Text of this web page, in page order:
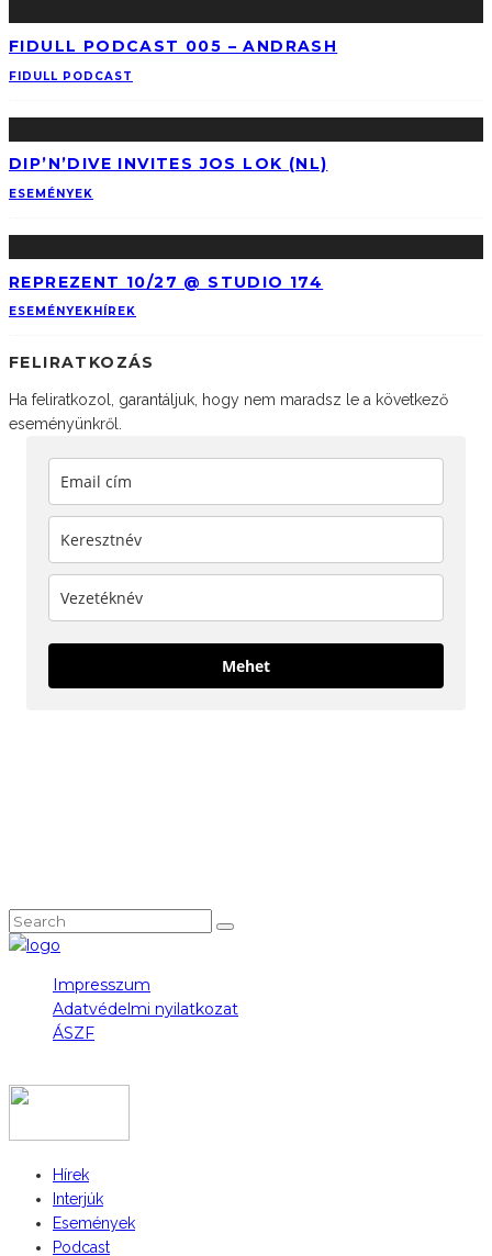
FIDULL PODCAST 005 – ANDRASH
FIDULL PODCAST
DIP’N’DIVE INVITES JOS LOK (NL)
ESEMÉNYEK
REPREZENT 10/27 @ STUDIO 174
ESEMÉNYEK HÍREK
FELIRATKOZÁS
Ha feliratkozol, garantáljuk, hogy nem maradsz le a következő
eseményünkről.
Mehet
Impresszum
Adatvédelmi nyilatkozat
ÁSZF
Hírek
Interjúk
Események
Podcast